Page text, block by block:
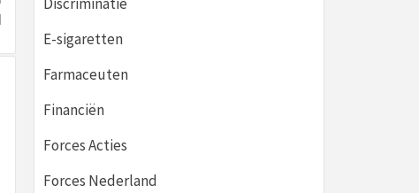
E-sigaretten
Farmaceuten
Financiën
Forces Acties
Forces Nederland